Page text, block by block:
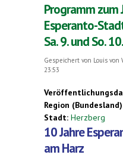
Programm zum
Esperanto-
Sa. 9. und So.
Gespeichert von Louis von
23:53
Region
Stadt: Herzberg
10 Jahre
am Harz